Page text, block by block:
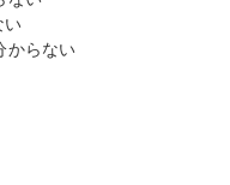
い
からない